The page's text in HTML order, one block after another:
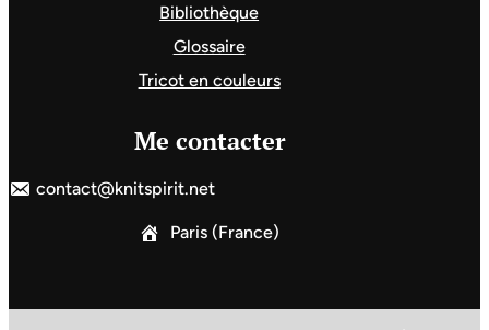
Bibliothèque
Glossaire
Tricot en couleurs
Me contacter
contact@knitspirit.net
Paris (France)